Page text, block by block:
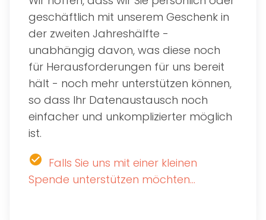
geschäftlich mit unserem Geschenk in
der zweiten Jahreshälfte -
unabhängig davon, was diese noch
für Herausforderungen für uns bereit
hält - noch mehr unterstützen können,
so dass Ihr Datenaustausch noch
einfacher und unkomplizierter möglich
ist.
check_circle Falls Sie uns mit einer kleinen
Spende unterstützen möchten...